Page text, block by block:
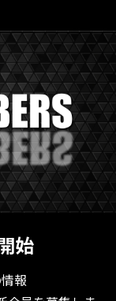
始
報